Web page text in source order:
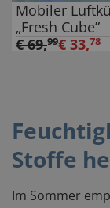
Mobiler
„Fresh Cube”
€69,99€ 33,78
Stoffe
Im Sommer